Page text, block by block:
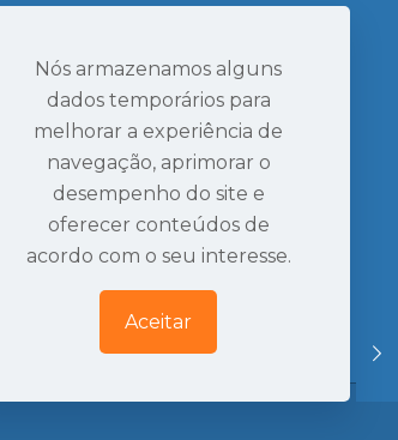
47 3407-2269
seval@sevaltransportes.com.br
Rod. dos Móveis, 2060, Sala 05
Mato Preto, São Bento do Sul | SC
Ver Localização
Nós armazenamos alguns
dados temporários para
melhorar a experiência de
navegação, aprimorar o
desempenho do site e
oferecer conteúdos de
acordo com o seu interesse.
Aceitar